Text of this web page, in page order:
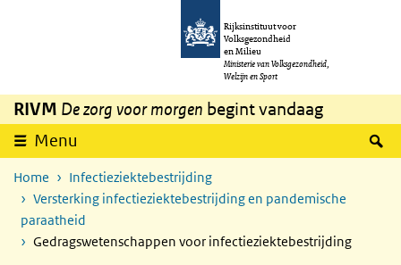
Overslaan en naar de inhoud gaan
Rijksinstituut voor
Volksgezondheid
en Milieu
Ministerie van Volksgezondheid,
Welzijn en Sport
RIVM De zorg voor morgen begint vandaag
Menu
Home
Infectieziektebestrijding
Versterking infectieziektebestrijding en pandemische
paraatheid
Gedragswetenschappen voor infectieziektebestrijding